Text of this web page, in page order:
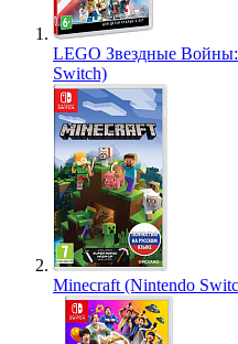
LEGO Звездные
Switch)
Minecraft (Nintendo